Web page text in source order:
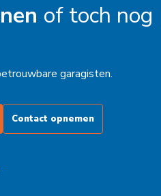
of toch nog
garagisten.
Contact opnemen